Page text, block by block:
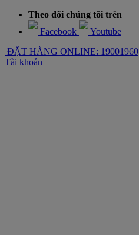
Theo dõi chúng tôi trên
Facebook
Youtube
ĐẶT HÀNG ONLINE: 19001960
Tài khoản